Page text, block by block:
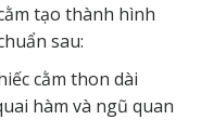
tạo thành hình
sau:
cằm thon dài
hàm và ngũ quan